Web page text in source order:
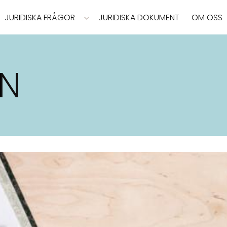
JURIDISKA FRÅGOR JURIDISKA DOKUMENT OM OSS